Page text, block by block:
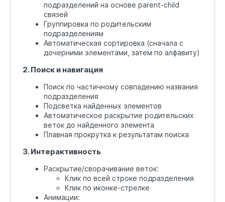
подразделений на основе parent-child
связей
Группировка по родительским
подразделениям
Автоматическая сортировка (сначала с
дочерними элементами, затем по алфавиту)
2. Поиск и навигация
Поиск по частичному совпадению названия
подразделения
Подсветка найденных элементов
Автоматическое раскрытие родительских
веток до найденного элемента
Плавная прокрутка к результатам поиска
3. Интерактивность
Раскрытие/сворачивание веток:
Клик по всей строке подразделения
Клик по иконке-стрелке
Анимации: